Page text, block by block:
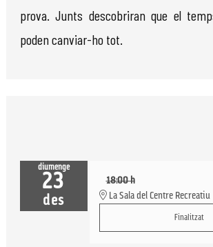
prova. Junts descobriran que el
poden canviar-ho tot.
diumenge
23
des
18:00 h
La Sala del Centre Recreatiu
Finalitzat